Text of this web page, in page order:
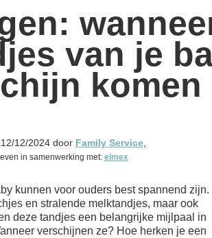
van je
komen
12/2024 door Family Service,
in samenwerking met: elmex
kunnen voor ouders best spannend zijn.
en stralende melktandjes, maar ook
deze tandjes een belangrijke mijlpaal in
verschijnen ze? Hoe herken je een